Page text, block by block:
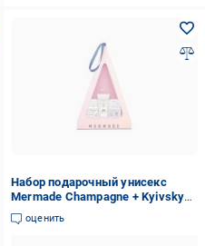
Набор подарочный унисекс
Mermade Champagne + Kyivsky
Tort
оценить